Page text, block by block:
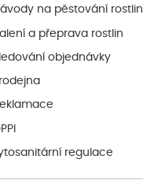
na pěstování rostlin
a přeprava rostlin
objednávky
regulace